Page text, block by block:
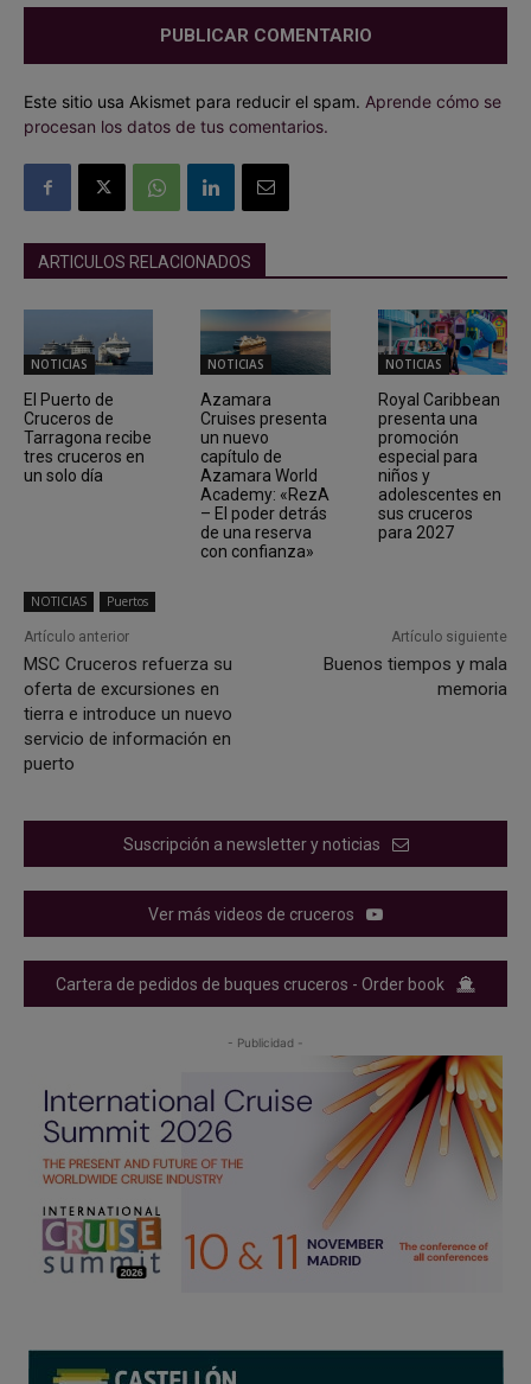
Este sitio usa Akismet para reducir el spam. Aprende cómo se
procesan los datos de tus comentarios.
ARTICULOS RELACIONADOS
NOTICIAS
El Puerto de
Cruceros de
Tarragona recibe
tres cruceros en
un solo día
NOTICIAS
Azamara
Cruises presenta
un nuevo
capítulo de
Azamara World
Academy: «RezA
– El poder detrás
de una reserva
con confianza»
NOTICIAS
Royal Caribbean
presenta una
promoción
especial para
niños y
adolescentes en
sus cruceros
para 2027
NOTICIAS Puertos
Artículo anterior
MSC Cruceros refuerza su
oferta de excursiones en
tierra e introduce un nuevo
servicio de información en
puerto
Artículo siguiente
Buenos tiempos y mala
memoria
Suscripción a newsletter y noticias
Ver más videos de cruceros
Cartera de pedidos de buques cruceros - Order book
- Publicidad -